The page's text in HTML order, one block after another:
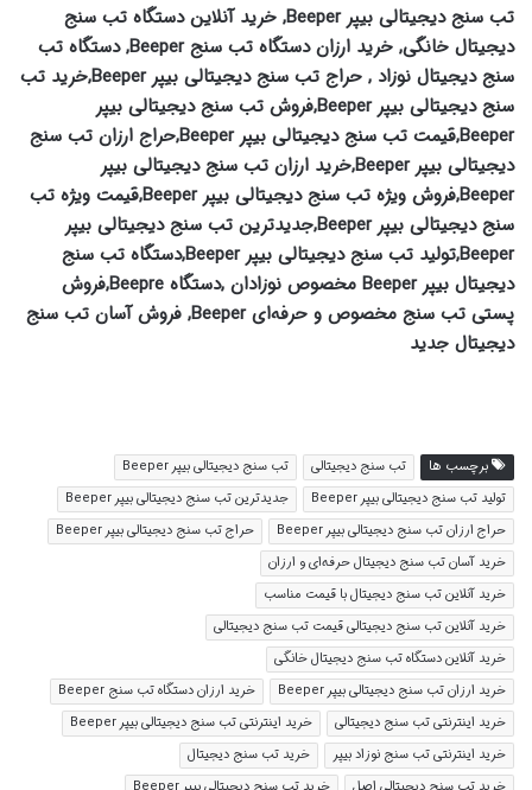
تب سنج دیجیتالی بیپر Beeper, خرید آنلاین دستگاه تب سنج
دیجیتال خانگی, خرید ارزان دستگاه تب سنج Beeper, دستگاه تب
سنج دیجیتال نوزاد , حراج تب سنج دیجیتالی بیپر Beeper,خرید تب
سنج دیجیتالی بیپر Beeper,فروش تب سنج دیجیتالی بیپر
Beeper,قیمت تب سنج دیجیتالی بیپر Beeper,حراج ارزان تب سنج
دیجیتالی بیپر Beeper,خرید ارزان تب سنج دیجیتالی بیپر
Beeper,فروش ویژه تب سنج دیجیتالی بیپر Beeper,قیمت ویژه تب
سنج دیجیتالی بیپر Beeper,جدیدترین تب سنج دیجیتالی بیپر
Beeper,تولید تب سنج دیجیتالی بیپر Beeper,دستگاه تب سنج
دیجیتال بیپر Beeper مخصوص نوزادان ,دستگاه Beepre,فروش
پستی تب سنج مخصوص و حرفه‌ای Beeper, فروش آسان تب سنج
دیجیتال جدید
برچسب ها تب سنج دیجیتالی
تب سنج دیجیتالی بیپر Beeper
تولید تب سنج دیجیتالی بیپر Beeper
جدیدترین تب سنج دیجیتالی بیپر Beeper
حراج ارزان تب سنج دیجیتالی بیپر Beeper
حراج تب سنج دیجیتالی بیپر Beeper
خرید آسان تب سنج دیجیتال حرفه‌ای و ارزان
خرید آنلاین تب سنج دیجیتال با قیمت مناسب
خرید آنلاین تب سنج دیجیتالی قیمت تب سنج دیجیتالی
خرید آنلاین دستگاه تب سنج دیجیتال خانگی
خرید ارزان تب سنج دیجیتالی بیپر Beeper
خرید ارزان دستگاه تب سنج Beeper
خرید اینترنتی تب سنج دیجیتالی
خرید اینترنتی تب سنج دیجیتالی بیپر Beeper
خرید اینترنتی تب سنج نوزاد بیپر
خرید تب سنج دیجیتال